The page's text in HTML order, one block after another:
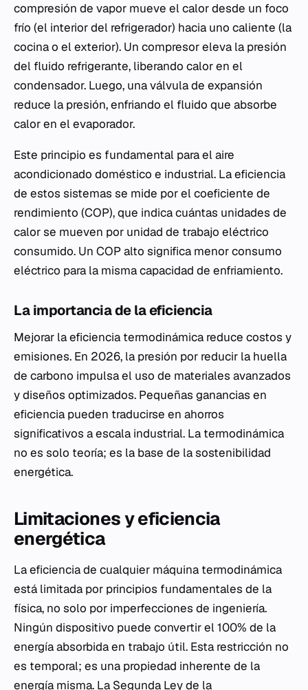
compresión de vapor mueve el calor desde un foco
frío (el interior del refrigerador) hacia uno caliente (la
cocina o el exterior). Un compresor eleva la presión
del fluido refrigerante, liberando calor en el
condensador. Luego, una válvula de expansión
reduce la presión, enfriando el fluido que absorbe
calor en el evaporador.
Este principio es fundamental para el aire
acondicionado doméstico e industrial. La eficiencia
de estos sistemas se mide por el coeficiente de
rendimiento (COP), que indica cuántas unidades de
calor se mueven por unidad de trabajo eléctrico
consumido. Un COP alto significa menor consumo
eléctrico para la misma capacidad de enfriamiento.
La importancia de la eficiencia
Mejorar la eficiencia termodinámica reduce costos y
emisiones. En 2026, la presión por reducir la huella
de carbono impulsa el uso de materiales avanzados
y diseños optimizados. Pequeñas ganancias en
eficiencia pueden traducirse en ahorros
significativos a escala industrial. La termodinámica
no es solo teoría; es la base de la sostenibilidad
energética.
Limitaciones y eficiencia
energética
La eficiencia de cualquier máquina termodinámica
está limitada por principios fundamentales de la
física, no solo por imperfecciones de ingeniería.
Ningún dispositivo puede convertir el 100% de la
energía absorbida en trabajo útil. Esta restricción no
es temporal; es una propiedad inherente de la
energía misma. La Segunda Ley de la